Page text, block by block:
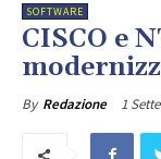
SOFTWARE
CISCO e
By Redazione 1